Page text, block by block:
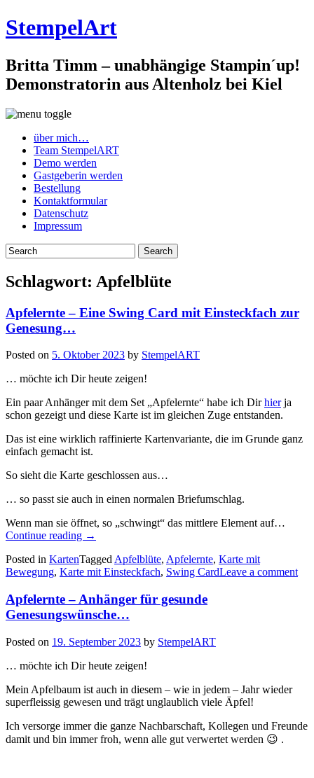
StempelArt
Britta Timm – unabhängige Stampin´up!
Demonstratorin aus Altenholz bei Kiel
über mich…
Team StempelART
Demo werden
Gastgeberin werden
Bestellung
Kontaktformular
Datenschutz
Impressum
Schlagwort: Apfelblüte
Apfelernte – Eine Swing Card mit Einsteckfach zur
Genesung…
Posted on 5. Oktober 2023 by StempelART
… möchte ich Dir heute zeigen!
Ein paar Anhänger mit dem Set „Apfelernte“ habe ich Dirhierja
schon gezeigt und diese Karte ist im gleichen Zuge entstanden.
Das ist eine wirklich raffinierte Kartenvariante, die im Grunde ganz
einfach gemacht ist.
So sieht die Karte geschlossen aus…
… so passt sie auch in einen normalen Briefumschlag.
Wenn man sie öffnet, so „schwingt“ das mittlere Element auf…
Continue reading „Apfelernte
Eine
Swing
mit
Einsteckfach
zur
Genesung…“
→
Posted in KartenTagged Apfelblüte, Apfelernte, Karte mit
Bewegung, Karte mit Einsteckfach, Swing CardLeave a comment
Apfelernte – Anhänger für gesunde
Genesungswünsche…
Posted on 19. September 2023 by StempelART
… möchte ich Dir heute zeigen!
Mein Apfelbaum ist auch in diesem – wie in jedem – Jahr wieder
superfleissig gewesen und trägt unglaublich viele Äpfel!
Ich versorge immer die ganze Nachbarschaft, Kollegen und Freunde
damit und bin immer froh, wenn alle gut verwertet werden 😉 .